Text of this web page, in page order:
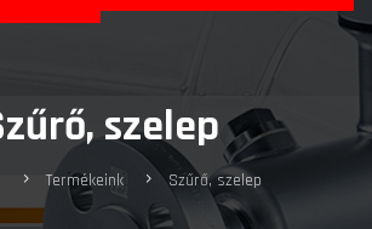
szelep
Termékeink Szűrő, szelep